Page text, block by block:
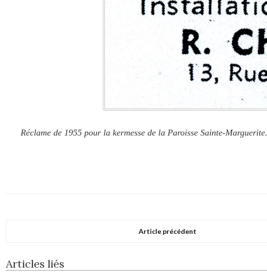
Réclame de 1955 pour la kermesse de la Paroisse Sainte-Marguerite.
Article précédent
Articles liés